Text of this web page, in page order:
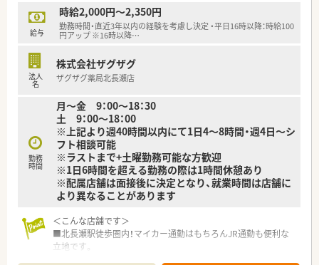
少しでも気になった方はお問い合わせくださいませ
給与
時給2,000円～2,350円
勤務時間・直近3年以内の経験を考慮し決定 ・平日16時以降：時給100
円アップ ※16時以降…
法人
名
株式会社ザグザグ
ザグザグ薬局北長瀬店
勤務
時間
月～金 9：00～18：30
土 9：00～18：00
※上記より週40時間以内にて1日4～8時間・週4日～シ
フト相談可能
※ラストまで+土曜勤務可能な方歓迎
※1日6時間を超える勤務の際は1時間休憩あり
※配属店舗は面接後に決定となり、就業時間は店舗に
より異なることがあります
＜こんな店舗です＞
■北長瀬駅徒歩圏内！マイカー通勤はもちろんJR通勤も便利な
立地です。